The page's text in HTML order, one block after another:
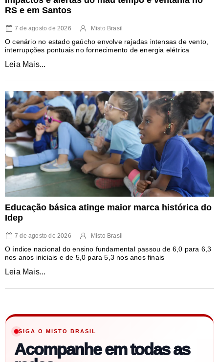
RS e em Santos
7 de agosto de 2026 Misto Brasil
O cenário no estado gaúcho envolve rajadas intensas de vento,
interrupções pontuais no fornecimento de energia elétrica
Leia Mais...
Educação básica atinge maior marca histórica do
Idep
7 de agosto de 2026 Misto Brasil
O índice nacional do ensino fundamental passou de 6,0 para 6,3
nos anos iniciais e de 5,0 para 5,3 nos anos finais
Leia Mais...
SIGA O MISTO BRASIL
Acompanhe em todas as